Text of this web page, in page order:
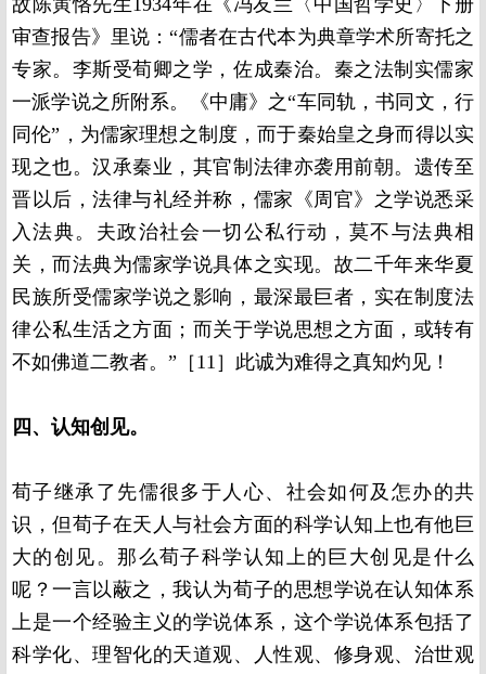
审查报告》里说：“儒者在古代本为典章学术所寄托之
专家。李斯受荀卿之学，佐成秦治。秦之法制实儒家
一派学说之所附系。《中庸》之“车同轨，书同文，行
同伦”，为儒家理想之制度，而于秦始皇之身而得以实
现之也。汉承秦业，其官制法律亦袭用前朝。遗传至
晋以后，法律与礼经并称，儒家《周官》之学说悉采
入法典。夫政治社会一切公私行动，莫不与法典相
关，而法典为儒家学说具体之实现。故二千年来华夏
民族所受儒家学说之影响，最深最巨者，实在制度法
律公私生活之方面；而关于学说思想之方面，或转有
不如佛道二教者。”［11］此诚为难得之真知灼见！
四、认知创见。
荀子继承了先儒很多于人心、社会如何及怎办的共
识，但荀子在天人与社会方面的科学认知上也有他巨
大的创见。那么荀子科学认知上的巨大创见是什么
呢？一言以蔽之，我认为荀子的思想学说在认知体系
上是一个经验主义的学说体系，这个学说体系包括了
科学化、理智化的天道观、人性观、修身观、治世观